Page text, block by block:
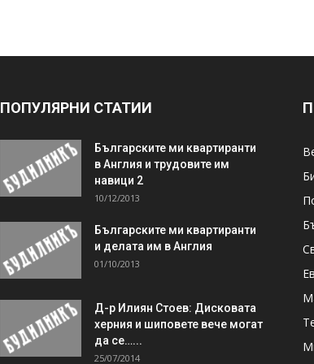
ПОПУЛЯРНИ СТАТИИ
Българските ми квартиранти
в Англия и трудовите им
навици 2
10/12/2013
Българските ми квартиранти
и делата им в Англия
01/10/2013
Д-р Илиян Стоев: Дисковата
херния и шиповете вече могат
да се…...
25/07/2014